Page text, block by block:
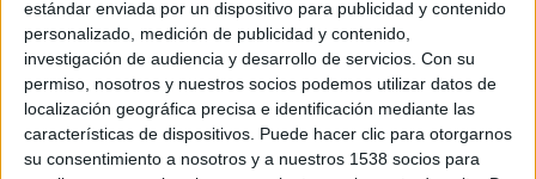
estándar enviada por un dispositivo para publicidad y contenido
personalizado, medición de publicidad y contenido,
investigación de audiencia y desarrollo de servicios. Con su
permiso, nosotros y nuestros socios podemos utilizar datos de
localización geográfica precisa e identificación mediante las
características de dispositivos. Puede hacer clic para otorgarnos
su consentimiento a nosotros y a nuestros 1538 socios para
industrias creativas y culturales, investigadores y estudiantes.
Con una programación pensada desde la praxis creativa e innovadora, se trata no
sólo de proporcionar discursos sino de provocar reflexiones conjuntas a través de
comunidades de diálogo, talleres, paneles integradores y happenings colectivos:
flashmob, árbol del conocimiento colectivo. Así, los participantes no sólo asisten a
conferencias sino que asumen un papel activo en esos espacios de creación de